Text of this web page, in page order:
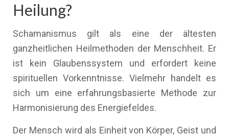
Heilung?
Schamanismus gilt als eine der ältesten
ganzheitlichen Heilmethoden der Menschheit. Er
ist kein Glaubenssystem und erfordert keine
spirituellen Vorkenntnisse. Vielmehr handelt es
sich um eine erfahrungsbasierte Methode zur
Harmonisierung des Energiefeldes.
Der Mensch wird als Einheit von Körper, Geist und